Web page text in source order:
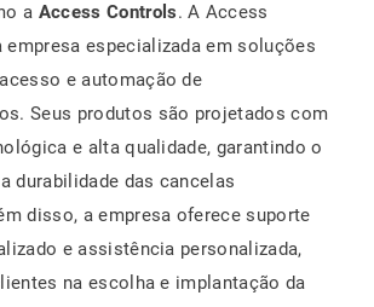
a Access Controls. A Access
empresa especializada em soluções
e automação de
Seus produtos são projetados com
e alta qualidade, garantindo o
durabilidade das cancelas
disso, a empresa oferece suporte
e assistência personalizada,
na escolha e implantação da